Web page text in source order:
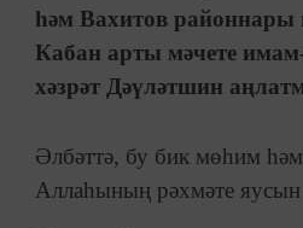
һәм Вахитов районнары
Кабан арты мәчете
хәзрәт Дәүләтшин
Әлбәттә, бу бик мөһим
Аллаһының рәхмәте яусын